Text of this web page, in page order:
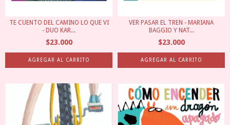
TE CUENTO DEL CAMINO LO QUE VI
- DUO KAR...
$23.000
VER PASAR EL TREN - MARIANA
BAGGIO Y NAT...
$23.000